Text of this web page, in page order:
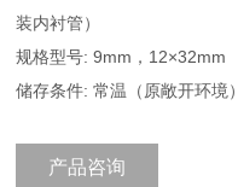
装内衬管）
规格型号: 9mm，12×32mm
储存条件: 常温（原敞开环境）
产品咨询